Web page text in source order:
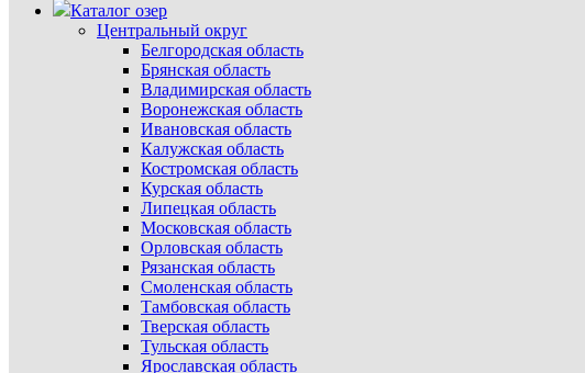
Каталог озер
Центральный округ
Белгородская область
Брянская область
Владимирская область
Воронежская область
Ивановская область
Калужская область
Костромская область
Курская область
Липецкая область
Московская область
Орловская область
Рязанская область
Смоленская область
Тамбовская область
Тверская область
Тульская область
Ярославская область